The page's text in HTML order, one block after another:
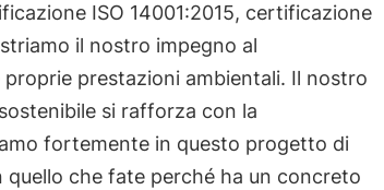
ISO 14001:2015, certificazione
il nostro impegno al
prestazioni ambientali. Il nostro
si rafforza con la
fortemente in questo progetto di
quello che fate perché ha un concreto